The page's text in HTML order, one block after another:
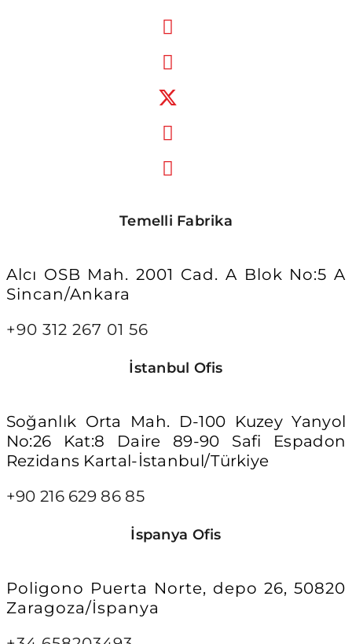
Temelli Fabrika
Alcı OSB Mah. 2001 Cad. A Blok No:5 A
Sincan/Ankara
+90 312 267 01 56
İstanbul Ofis
Soğanlık Orta Mah. D-100 Kuzey Yanyol
No:26 Kat:8 Daire 89-90 Safi Espadon
Rezidans Kartal-İstanbul/Türkiye
+90 216 629 86 85
İspanya Ofis
Poligono Puerta Norte, depo 26, 50820
Zaragoza/İspanya